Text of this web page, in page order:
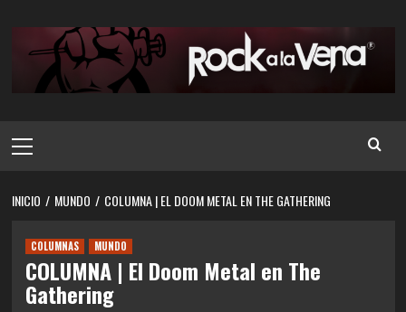
contenido
principal
INICIO MUNDO COLUMNA | EL DOOM METAL EN THE GATHERING
COLUMNAS MUNDO
COLUMNA | El Doom Metal en The
Gathering